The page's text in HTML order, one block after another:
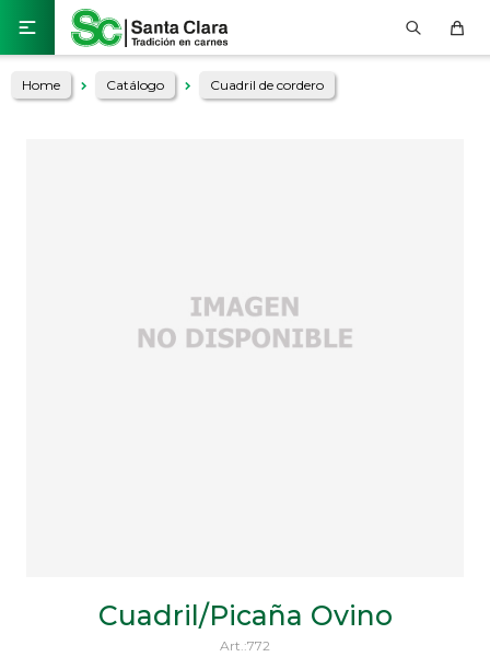

Home Catálogo Cuadril de cordero
Cuadril/Picaña Ovino
772